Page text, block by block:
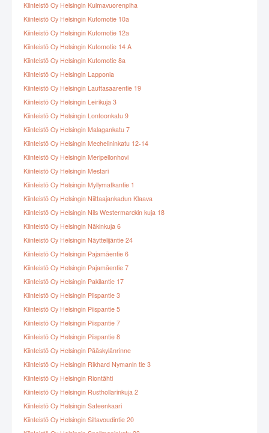
Kiinteistö Oy Helsingin Kulmavuorenpiha
Kiinteistö Oy Helsingin Kutomotie 10a
Kiinteistö Oy Helsingin Kutomotie 12a
Kiinteistö Oy Helsingin Kutomotie 14 A
Kiinteistö Oy Helsingin Kutomotie 8a
Kiinteistö Oy Helsingin Lapponia
Kiinteistö Oy Helsingin Lauttasaarentie 19
Kiinteistö Oy Helsingin Leirikuja 3
Kiinteistö Oy Helsingin Lontoonkatu 9
Kiinteistö Oy Helsingin Malagankatu 7
Kiinteistö Oy Helsingin Mechelininkatu 12-14
Kiinteistö Oy Helsingin Meripellonhovi
Kiinteistö Oy Helsingin Mestari
Kiinteistö Oy Helsingin Myllymatkantie 1
Kiinteistö Oy Helsingin Niittaajankadun Klaava
Kiinteistö Oy Helsingin Nils Westermarckin kuja 18
Kiinteistö Oy Helsingin Näkinkuja 6
Kiinteistö Oy Helsingin Näyttelijäntie 24
Kiinteistö Oy Helsingin Pajamäentie 6
Kiinteistö Oy Helsingin Pajamäentie 7
Kiinteistö Oy Helsingin Pakilantie 17
Kiinteistö Oy Helsingin Piispantie 3
Kiinteistö Oy Helsingin Piispantie 5
Kiinteistö Oy Helsingin Piispantie 7
Kiinteistö Oy Helsingin Piispantie 8
Kiinteistö Oy Helsingin Pääskylänrinne
Kiinteistö Oy Helsingin Rikhard Nymanin tie 3
Kiinteistö Oy Helsingin Riontähti
Kiinteistö Oy Helsingin Rusthollarinkuja 2
Kiinteistö Oy Helsingin Sateenkaari
Kiinteistö Oy Helsingin Siltavoudintie 20